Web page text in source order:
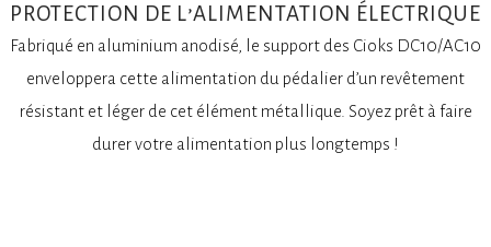
PROTECTION DE L’ALIMENTATION ÉLECTRIQUE
Fabriqué en aluminium anodisé, le support des Cioks DC10/AC10
enveloppera cette alimentation du pédalier d’un revêtement
résistant et léger de cet élément métallique. Soyez prêt à faire
durer votre alimentation plus longtemps !